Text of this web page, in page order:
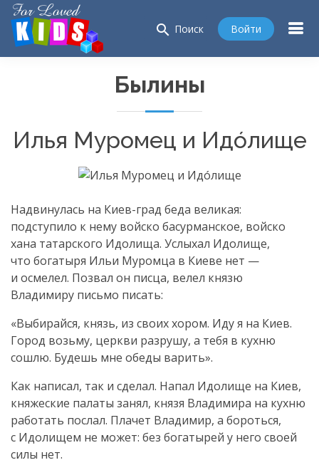
search Поиск Войти
Былины
Илья Муромец и Идóлище
Надвинулась на Киев-град беда великая:
подступило к нему войско басурманское, войско
хана татарского Идолища. Услыхал Идолище,
что богатыря Ильи Муромца в Киеве нет —
и осмелел. Позвал он писца, велел князю
Владимиру письмо писать:
«Выбирайся, князь, из своих хором. Иду я на Киев.
Город возьму, церкви разрушу, а тебя в кухню
сошлю. Будешь мне обеды варить».
Как написал, так и сделал. Напал Идолище на Киев,
княжеские палаты занял, князя Владимира на кухню
работать послал. Плачет Владимир, а бороться,
с Идолищем не может: без богатырей у него своей
силы нет.